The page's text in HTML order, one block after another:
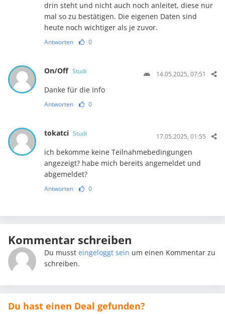
drin steht und nicht auch noch anleitet, diese nur
mal so zu bestätigen. Die eigenen Daten sind
heute noch wichtiger als je zuvor.
Antworten 0
On/Off Studi 14.05.2025, 07:51
Danke für die Info
Antworten 0
tokatci Studi 17.05.2025, 01:55
ich bekomme keine Teilnahmebedingungen
angezeigt? habe mich bereits angemeldet und
abgemeldet?
Antworten 0
Kommentar schreiben
Du musst eingeloggt sein um einen Kommentar zu
schreiben.
Du hast einen Deal gefunden?